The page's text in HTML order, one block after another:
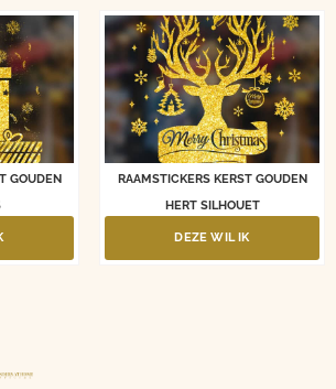
GOUDEN
RAAMSTICKERS KERST GOUDEN
HERT SILHOUET
DEZE WIL IK